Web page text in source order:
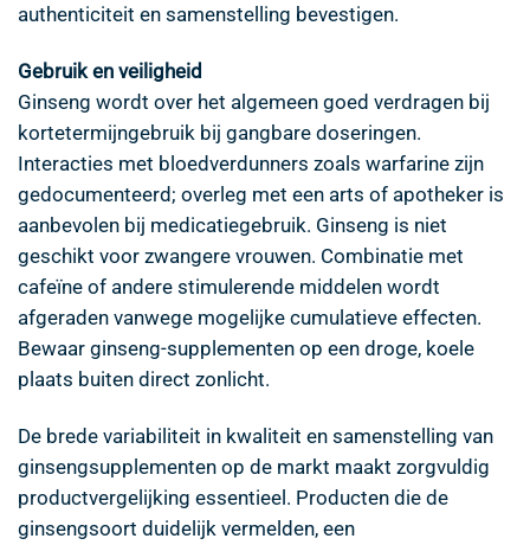
authenticiteit en samenstelling bevestigen.
Gebruik en veiligheid
Ginseng wordt over het algemeen goed verdragen bij
kortetermijngebruik bij gangbare doseringen.
Interacties met bloedverdunners zoals warfarine zijn
gedocumenteerd; overleg met een arts of apotheker is
aanbevolen bij medicatiegebruik. Ginseng is niet
geschikt voor zwangere vrouwen. Combinatie met
cafeïne of andere stimulerende middelen wordt
afgeraden vanwege mogelijke cumulatieve effecten.
Bewaar ginseng-supplementen op een droge, koele
plaats buiten direct zonlicht.
De brede variabiliteit in kwaliteit en samenstelling van
ginsengsupplementen op de markt maakt zorgvuldig
productvergelijking essentieel. Producten die de
ginsengsoort duidelijk vermelden, een